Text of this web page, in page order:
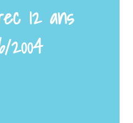
12 ans
2004